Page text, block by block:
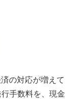
の対応が増えて
手数料を、現金